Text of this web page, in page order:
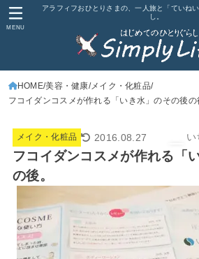
アラフィフおひとりさまの、一人旅と「ていね
し。
MENU
HOME 美容・健康 メイク・化粧品
フコイダンコスメが作れる「いき水」のその後の
メイク・化粧品 2016.08.27 い
フコイダンコスメが作れる「
の後。